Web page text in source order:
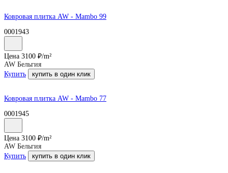
Ковровая плитка AW - Mambo 99
0001943
Цена 3100 ₽/m²
AW Бельгия
Купить
купить в один клик
Ковровая плитка AW - Mambo 77
0001945
Цена 3100 ₽/m²
AW Бельгия
Купить
купить в один клик